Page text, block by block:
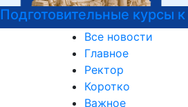
Войска
Все новости
Главное
Ректор
Коротко
Важное